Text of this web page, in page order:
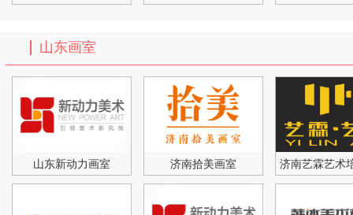
山东画室
山东新动力画室 济南拾美画室 济南艺霖艺术